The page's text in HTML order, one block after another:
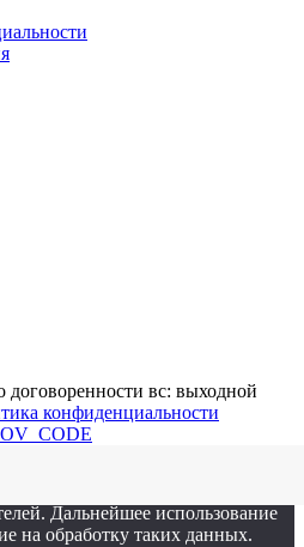
договоренности вс: выходной
конфиденциальности
данные об IP-адресе и
Дальнейшее использование
на обработку таких данных.